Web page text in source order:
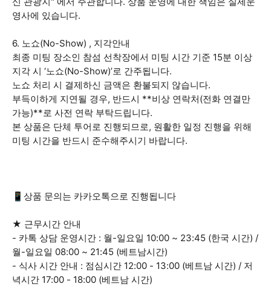
영사에 있습니다.
6. 노쇼(No-Show) , 지각안내
최종 미팅 장소인 참섬 선착장에서 미팅 시간 기준 15분 이상
지각 시 ‘노쇼(No-Show)’로 간주됩니다.
노쇼 처리 시 결제하신 금액은 환불되지 않습니다.
부득이하게 지연될 경우, 반드시 **비상 연락처(전화 연결만
가능)**로 사전 연락 부탁드립니다.
본 상품은 단체 투어로 진행되므로, 원활한 일정 진행을 위해
미팅 시간을 반드시 준수해주시기 바랍니다.
📱상품 문의는 카카오톡으로 진행됩니다
★ 근무시간 안내
- 카톡 상담 운영시간 : 월-일요일 10:00 ~ 23:45 (한국 시간) /
월-일요일 08:00 ~ 21:45 (베트남시간)
- 식사 시간 안내 : 점심시간 12:00 - 13:00 (베트남 시간) / 저
녁시간 17:00 - 18:00 (베트남 시간)